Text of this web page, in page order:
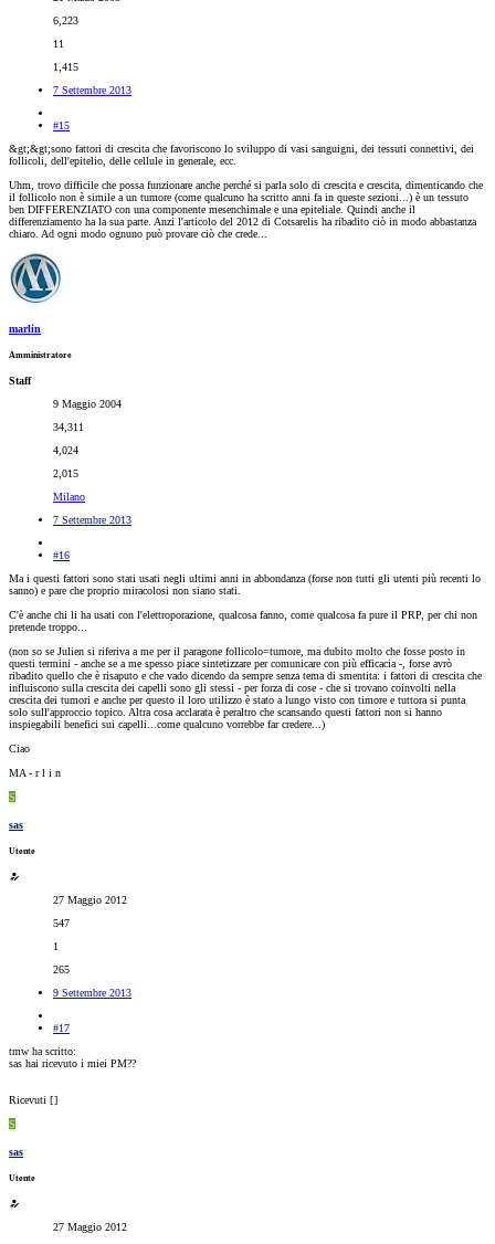
6,223
11
1,415
7 Settembre 2013
#15
&gt;&gt;sono fattori di crescita che favoriscono lo sviluppo di vasi sanguigni, dei tessuti connettivi, dei
follicoli, dell'epitelio, delle cellule in generale, ecc.
Uhm, trovo difficile che possa funzionare anche perché si parla solo di crescita e crescita, dimenticando che
il follicolo non è simile a un tumore (come qualcuno ha scritto anni fa in queste sezioni...) è un tessuto
ben DIFFERENZIATO con una componente mesenchimale e una epiteliale. Quindi anche il
differenziamento ha la sua parte. Anzi l'articolo del 2012 di Cotsarelis ha ribadito ciò in modo abbastanza
chiaro. Ad ogni modo ognuno può provare ciò che crede...
marlin
Amministratore
Staff
9 Maggio 2004
34,311
4,024
2,015
Milano
7 Settembre 2013
#16
Ma i questi fattori sono stati usati negli ultimi anni in abbondanza (forse non tutti gli utenti più recenti lo
sanno) e pare che proprio miracolosi non siano stati.
C'è anche chi li ha usati con l'elettroporazione, qualcosa fanno, come qualcosa fa pure il PRP, per chi non
pretende troppo...
(non so se Julien si riferiva a me per il paragone follicolo=tumore, ma dubito molto che fosse posto in
questi termini - anche se a me spesso piace sintetizzare per comunicare con più efficacia -, forse avrò
ribadito quello che è risaputo e che vado dicendo da sempre senza tema di smentita: i fattori di crescita che
influiscono sulla crescita dei capelli sono gli stessi - per forza di cose - che si trovano coinvolti nella
crescita dei tumori e anche per questo il loro utilizzo è stato a lungo visto con timore e tuttora si punta
solo sull'approccio topico. Altra cosa acclarata è peraltro che scansando questi fattori non si hanno
inspiegabili benefici sui capelli...come qualcuno vorrebbe far credere...)
Ciao
MA - r l i n
S
sas
Utente
27 Maggio 2012
547
1
265
9 Settembre 2013
#17
tmw ha scritto:
sas hai ricevuto i miei PM??
Ricevuti []
S
sas
Utente
27 Maggio 2012